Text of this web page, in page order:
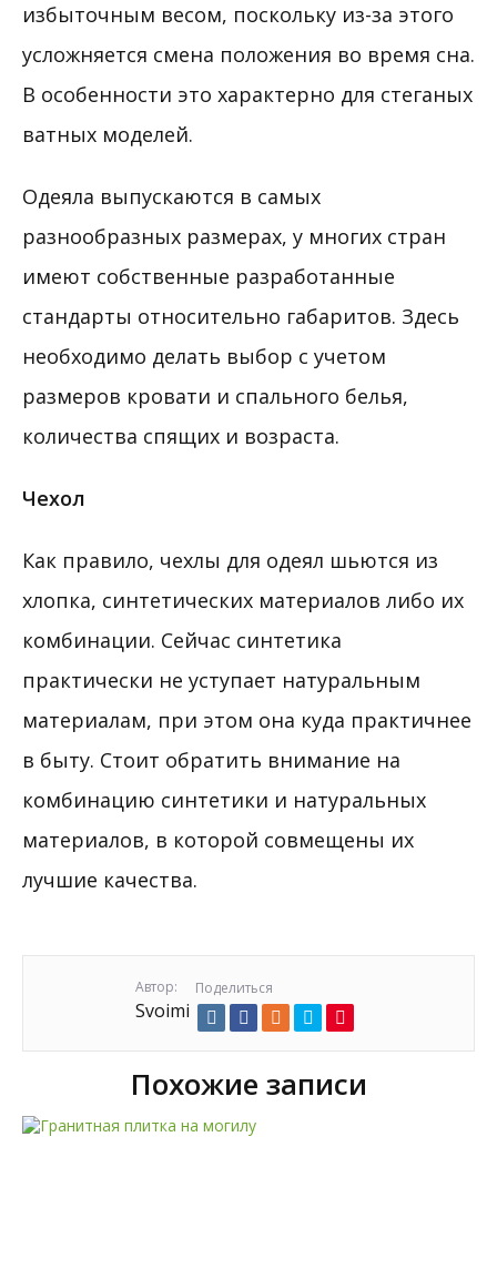
избыточным весом, поскольку из-за этого
усложняется смена положения во время сна.
В особенности это характерно для стеганых
ватных моделей.
Одеяла выпускаются в самых
разнообразных размерах, у многих стран
имеют собственные разработанные
стандарты относительно габаритов. Здесь
необходимо делать выбор с учетом
размеров кровати и спального белья,
количества спящих и возраста.
Чехол
Как правило, чехлы для одеял шьются из
хлопка, синтетических материалов либо их
комбинации. Сейчас синтетика
практически не уступает натуральным
материалам, при этом она куда практичнее
в быту. Стоит обратить внимание на
комбинацию синтетики и натуральных
материалов, в которой совмещены их
лучшие качества.
Автор:
Svoimi
Поделиться
Похожие записи